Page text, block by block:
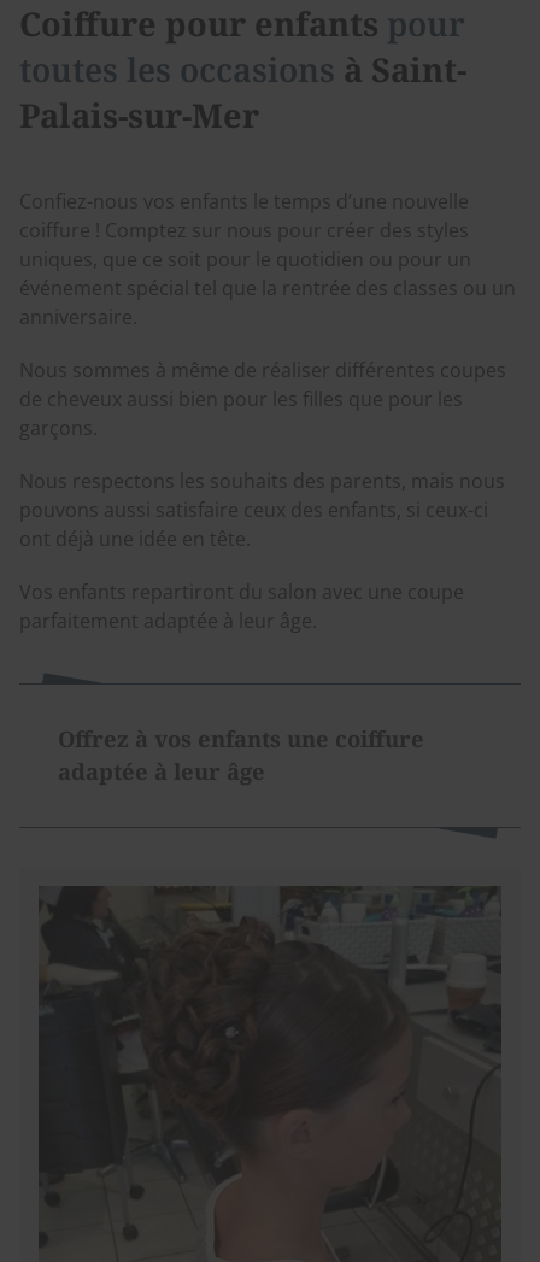
Coiffure pour enfants pour
toutes les occasions à Saint-
Palais-sur-Mer
Confiez-nous vos enfants le temps d’une nouvelle
coiffure ! Comptez sur nous pour créer des styles
uniques, que ce soit pour le quotidien ou pour un
événement spécial tel que la rentrée des classes ou un
anniversaire.
Nous sommes à même de réaliser différentes coupes
de cheveux aussi bien pour les filles que pour les
garçons.
Nous respectons les souhaits des parents, mais nous
pouvons aussi satisfaire ceux des enfants, si ceux-ci
ont déjà une idée en tête.
Vos enfants repartiront du salon avec une coupe
parfaitement adaptée à leur âge.
Offrez à vos enfants une coiffure
adaptée à leur âge